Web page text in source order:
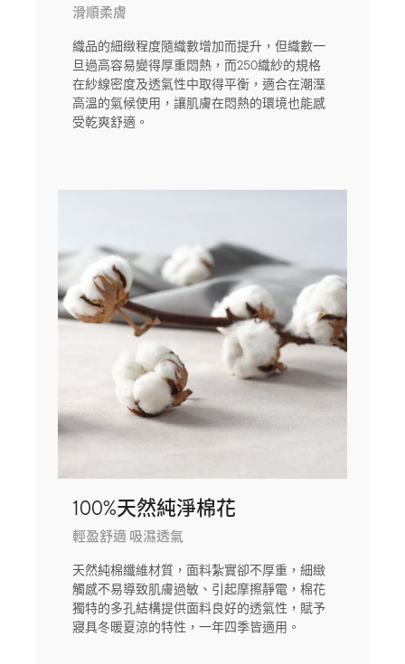
滑順柔膚
織品的細緻程度隨織數增加而提升，但織數一
旦過高容易變得厚重悶熱，而250織紗的規格
在紗線密度及透氣性中取得平衡，適合在潮溼
高溫的氣候使用，讓肌膚在悶熱的環境也能感
受乾爽舒適。
100%天然純淨棉花
輕盈舒適 吸濕透氣
天然純棉纖維材質，面料紮實卻不厚重，細緻
觸感不易導致肌膚過敏、引起摩擦靜電，棉花
獨特的多孔結構提供面料良好的透氣性，賦予
寢具冬暖夏涼的特性，一年四季皆適用。